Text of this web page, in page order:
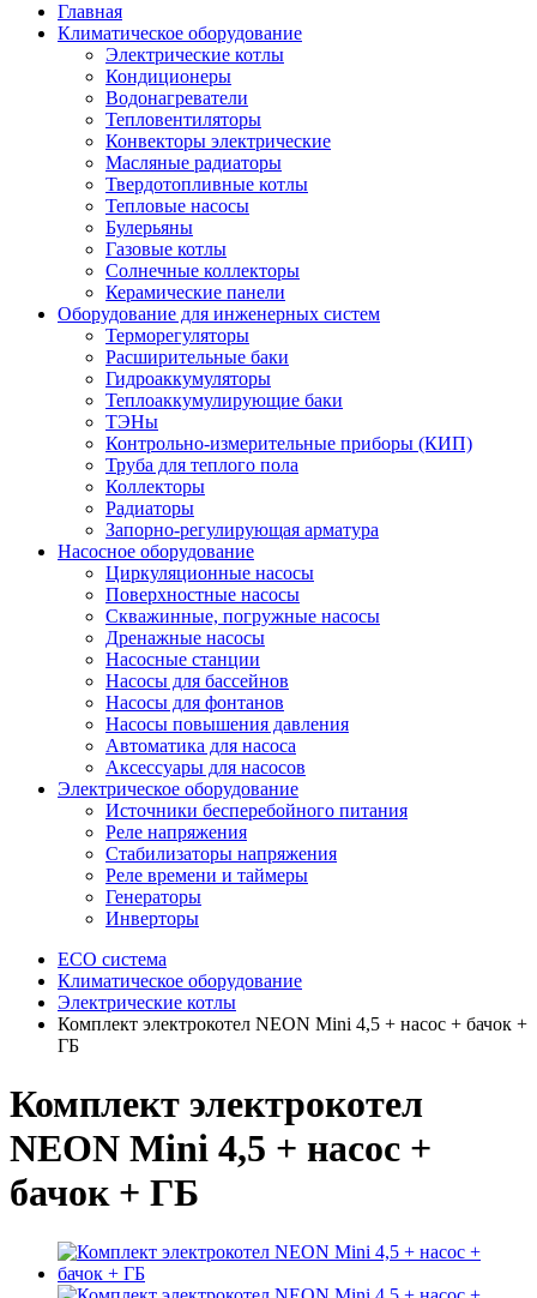
Главная
Климатическое оборудование
Электрические котлы
Кондиционеры
Водонагреватели
Тепловентиляторы
Конвекторы электрические
Масляные радиаторы
Твердотопливные котлы
Тепловые насосы
Булерьяны
Газовые котлы
Солнечные коллекторы
Керамические панели
Оборудование для инженерных систем
Терморегуляторы
Расширительные баки
Гидроаккумуляторы
Теплоаккумулирующие баки
ТЭНы
Контрольно-измерительные приборы (КИП)
Труба для теплого пола
Коллекторы
Радиаторы
Запорно-регулирующая арматура
Насосное оборудование
Циркуляционные насосы
Поверхностные насосы
Скважинные, погружные насосы
Дренажные насосы
Насосные станции
Насосы для бассейнов
Насосы для фонтанов
Насосы повышения давления
Автоматика для насоса
Аксессуары для насосов
Электрическое оборудование
Источники бесперебойного питания
Реле напряжения
Стабилизаторы напряжения
Реле времени и таймеры
Генераторы
Инверторы
ECO система
Климатическое оборудование
Электрические котлы
Комплект электрокотел NEON Mini 4,5 + насос + бачок +
ГБ
Комплект электрокотел
NEON Mini 4,5 + насос +
бачок + ГБ